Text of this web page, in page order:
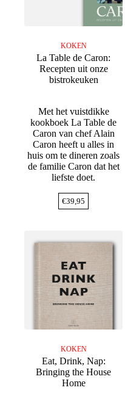
KOKEN
La Table de Caron:
Recepten uit onze
bistrokeuken
Met het vuistdikke
kookboek La Table de
Caron van chef Alain
Caron heeft u alles in
huis om te dineren zoals
de familie Caron dat het
liefste doet.
€39,95
KOKEN
Eat, Drink, Nap:
Bringing the House
Home